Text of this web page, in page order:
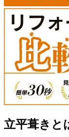
立平葺きと